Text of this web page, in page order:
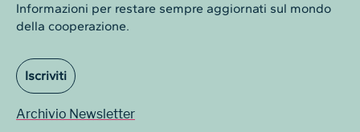
Informazioni per restare sempre aggiornati sul mondo
della cooperazione.
Iscriviti
Archivio Newsletter